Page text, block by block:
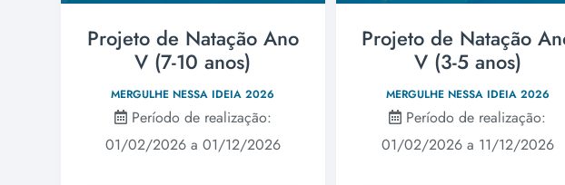
Projeto de Natação Ano
V (7-10 anos)
MERGULHE NESSA IDEIA 2026
Período de realização:
01/02/2026 a 01/12/2026
Projeto de Natação
V (3-5 anos)
MERGULHE NESSA IDEIA 2026
Período de realização:
01/02/2026 a 11/12/2026